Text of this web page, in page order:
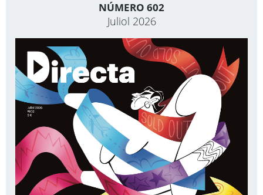
NÚMERO 602
Juliol 2026